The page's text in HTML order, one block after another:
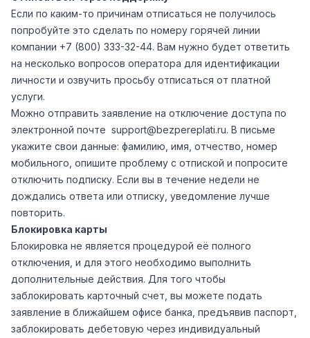
Если по каким-то причинам отписаться не получилось
попробуйте это сделать по номеру горячей линии
компании +7 (800) 333-32-44. Вам нужно будет ответить
на несколько вопросов оператора для идентификации
личности и озвучить просьбу отписаться от платной
услуги.
Можно отправить заявление на отключение доступа по
электронной почте support@bezpereplati.ru. В письме
укажите свои данные: фамилию, имя, отчество, номер
мобильного, опишите проблему с отпиской и попросите
отключить подписку. Если вы в течение недели не
дождались ответа или отписку, уведомление лучше
повторить.
Блокировка карты
Блокировка не является процедурой её полного
отключения, и для этого необходимо выполнить
дополнительные действия. Для того чтобы
заблокировать карточный счет, вы можете подать
заявление в ближайшем офисе банка, предъявив паспорт,
заблокировать дебетовую через индивидуальный